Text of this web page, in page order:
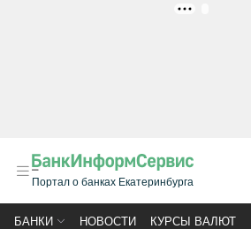
Портал о банках Екатеринбурга
БАНКИ НОВОСТИ КУРСЫ ВАЛЮТ